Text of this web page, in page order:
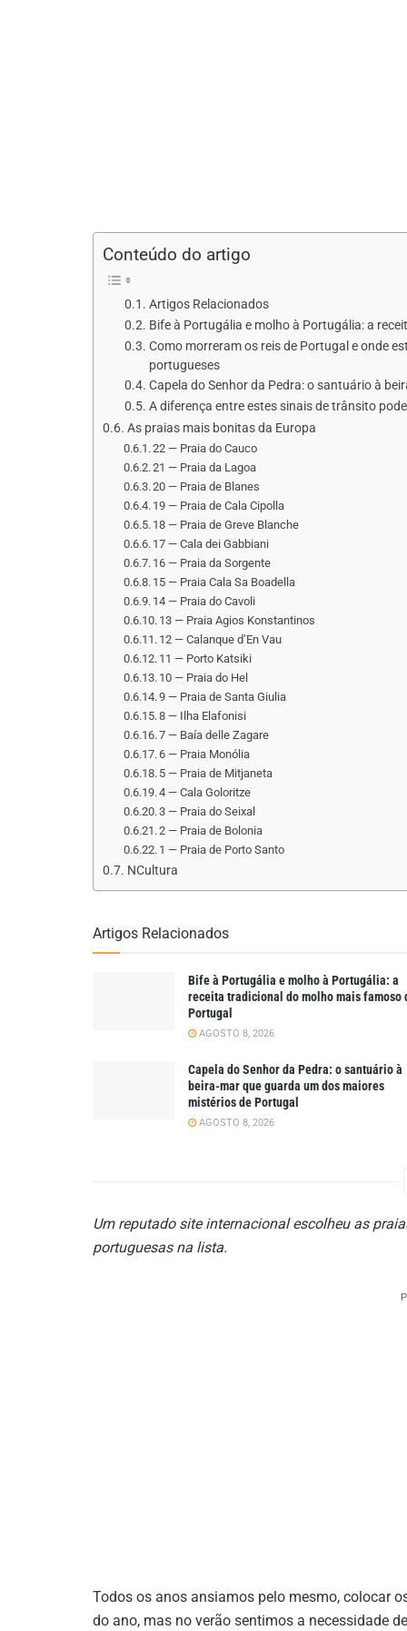
Conteúdo do artigo
Artigos Relacionados
Bife à Portugália e molho à Portugália: a
Como morreram os reis de Portugal e onde
portugueses
Capela do Senhor da Pedra: o santuário à
A diferença entre estes sinais de trânsito
As praias mais bonitas da Europa
22 — Praia do Cauco
21 — Praia da Lagoa
20 — Praia de Blanes
19 — Praia de Cala Cipolla
18 — Praia de Greve Blanche
17 — Cala dei Gabbiani
16 — Praia da Sorgente
15 — Praia Cala Sa Boadella
14 — Praia do Cavoli
13 — Praia Agios Konstantinos
12 — Calanque d’En Vau
11 — Porto Katsiki
10 — Praia do Hel
9 — Praia de Santa Giulia
8 — Ilha Elafonisi
7 — Baía delle Zagare
6 — Praia Monólia
5 — Praia de Mitjaneta
4 — Cala Goloritze
3 — Praia do Seixal
2 — Praia de Bolonia
1 — Praia de Porto Santo
NCultura
Artigos Relacionados
Bife à Portugália e molho à Portugália: a
receita tradicional do molho mais famoso
Portugal
AGOSTO 8, 2026
Capela do Senhor da Pedra: o santuário à
beira-mar que guarda um dos maiores
mistérios de Portugal
AGOSTO 8, 2026
Um reputado site internacional escolheu as
portuguesas na lista.
Todos os anos ansiamos pelo mesmo, colocar
do ano, mas no verão sentimos a necessidade